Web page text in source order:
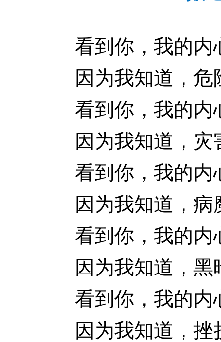
看到你，我的内
因为我知道，
看到你，我的内
因为我知道，
看到你，我的内
因为我知道，
看到你，我的内
因为我知道，
看到你，我的内
因为我知道，